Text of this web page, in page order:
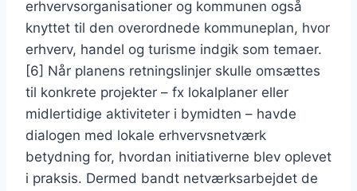
erhvervsorganisationer og kommunen også
knyttet til den overordnede kommuneplan, hvor
erhverv, handel og turisme indgik som temaer.
[6] Når planens retningslinjer skulle omsættes
til konkrete projekter – fx lokalplaner eller
midlertidige aktiviteter i bymidten – havde
dialogen med lokale erhvervsnetværk
betydning for, hvordan initiativerne blev oplevet
i praksis. Dermed bandt netværksarbejdet de